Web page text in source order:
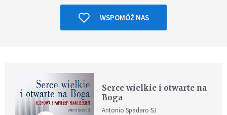
WSPOMÓŻ NAS
Serce wielkie i otwarte na
Boga
Antonio Spadaro SJ